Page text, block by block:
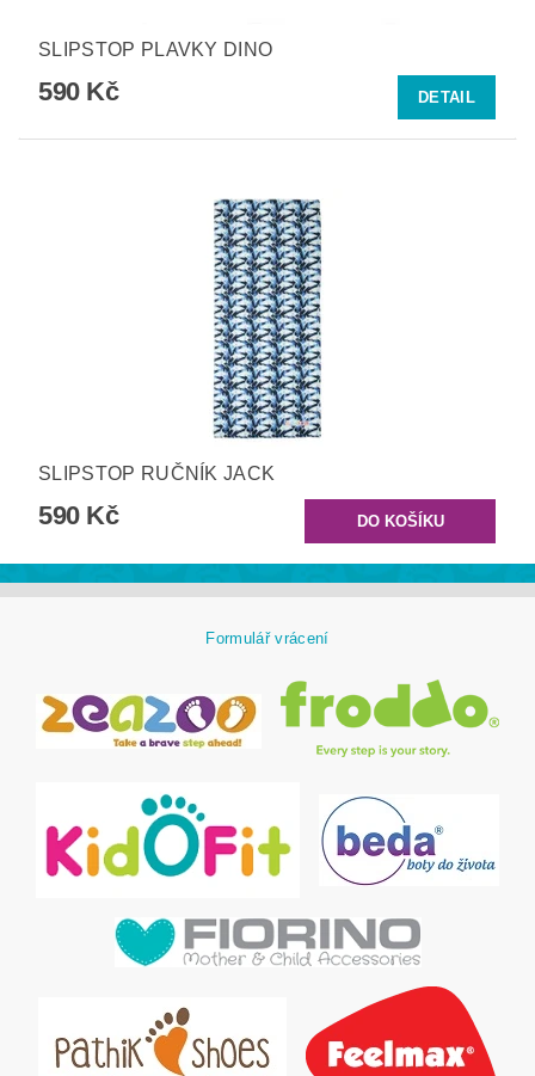
SLIPSTOP PLAVKY DINO
590 Kč DETAIL
SLIPSTOP RUČNÍK JACK
590 Kč
Formulář vrácení